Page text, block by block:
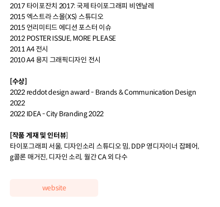
2017 타이포잔치 2017: 국제 타이포그래피 비엔날레
2015 엑스트라 스몰(XS) 스튜디오
2015 언리미티드 에디션 포스터 이슈
2012 POSTER ISSUE, MORE PLEASE
2011 A4 전시
2010 A4 용지 그래픽디자인 전시
[수상]
2022 reddot design award - Brands & Communication Design
2022
2022 IDEA - City Branding 2022
[작품 게재 및 인터뷰]
타이포그래피 서울, 디자인소리 스튜디오 밈, DDP 영디자이너 잡페어,
g콜론 매거진, 디자인 소리, 월간 CA 외 다수
website